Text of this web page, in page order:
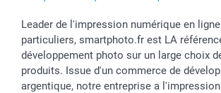
Leader de l'impression numérique en
particuliers, smartphoto.fr est LA
développement photo sur un large choix
produits. Issue d'un commerce de
argentique, notre entreprise a